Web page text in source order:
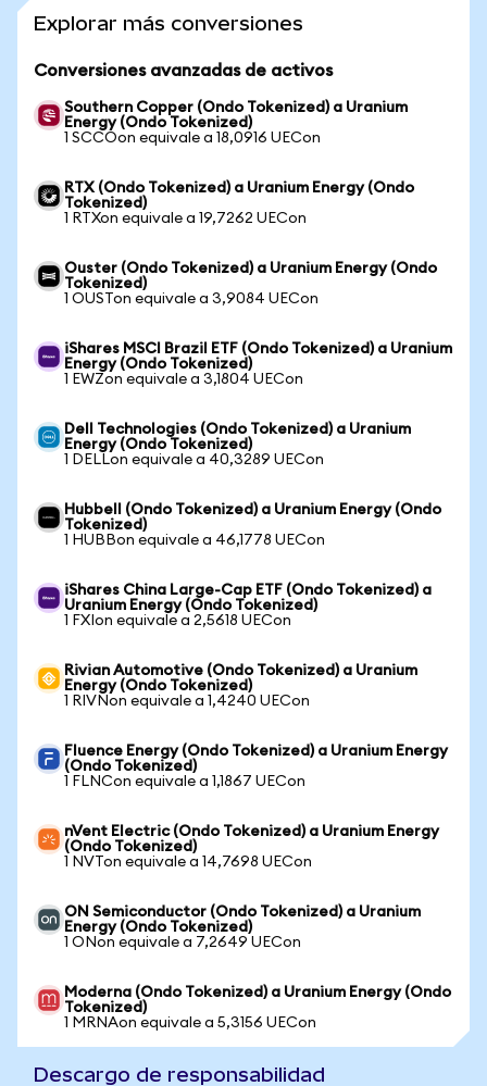
Explorar más conversiones
Conversiones avanzadas de activos
Southern Copper (Ondo Tokenized) a Uranium
Energy (Ondo Tokenized)
1 SCCOon equivale a 18,0916 UECon
RTX (Ondo Tokenized) a Uranium Energy (Ondo
Tokenized)
1 RTXon equivale a 19,7262 UECon
Ouster (Ondo Tokenized) a Uranium Energy (Ondo
Tokenized)
1 OUSTon equivale a 3,9084 UECon
iShares MSCI Brazil ETF (Ondo Tokenized) a Uranium
Energy (Ondo Tokenized)
1 EWZon equivale a 3,1804 UECon
Dell Technologies (Ondo Tokenized) a Uranium
Energy (Ondo Tokenized)
1 DELLon equivale a 40,3289 UECon
Hubbell (Ondo Tokenized) a Uranium Energy (Ondo
Tokenized)
1 HUBBon equivale a 46,1778 UECon
iShares China Large-Cap ETF (Ondo Tokenized) a
Uranium Energy (Ondo Tokenized)
1 FXIon equivale a 2,5618 UECon
Rivian Automotive (Ondo Tokenized) a Uranium
Energy (Ondo Tokenized)
1 RIVNon equivale a 1,4240 UECon
Fluence Energy (Ondo Tokenized) a Uranium Energy
(Ondo Tokenized)
1 FLNCon equivale a 1,1867 UECon
nVent Electric (Ondo Tokenized) a Uranium Energy
(Ondo Tokenized)
1 NVTon equivale a 14,7698 UECon
ON Semiconductor (Ondo Tokenized) a Uranium
Energy (Ondo Tokenized)
1 ONon equivale a 7,2649 UECon
Moderna (Ondo Tokenized) a Uranium Energy (Ondo
Tokenized)
1 MRNAon equivale a 5,3156 UECon
Descargo de responsabilidad